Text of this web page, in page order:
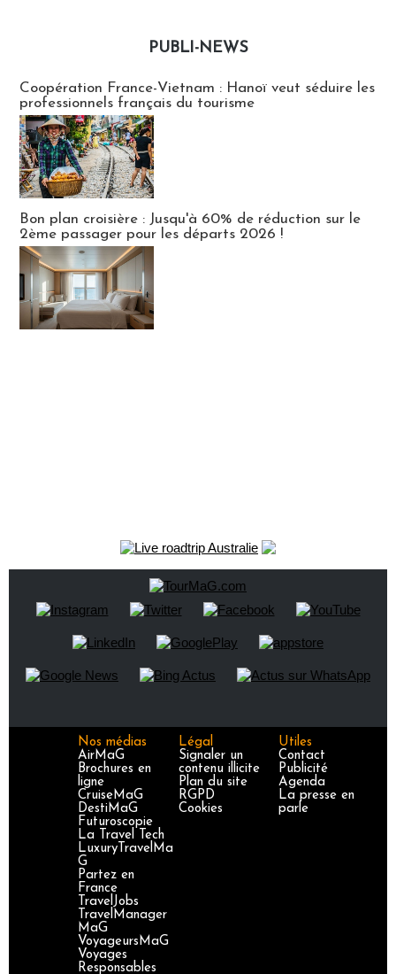
PUBLI-NEWS
Coopération France-Vietnam : Hanoï veut séduire les
professionnels français du tourisme
Bon plan croisière : Jusqu'à 60% de réduction sur le
2ème passager pour les départs 2026 !
Nos médias
AirMaG
Brochures en
ligne
CruiseMaG
DestiMaG
Futuroscopie
La Travel Tech
LuxuryTravelMa
G
Partez en
France
TravelJobs
TravelManager
MaG
VoyageursMaG
Voyages
Responsables
Légal
Signaler un
contenu illicite
Plan du site
RGPD
Cookies
Utiles
Contact
Publicité
Agenda
La presse en
parle